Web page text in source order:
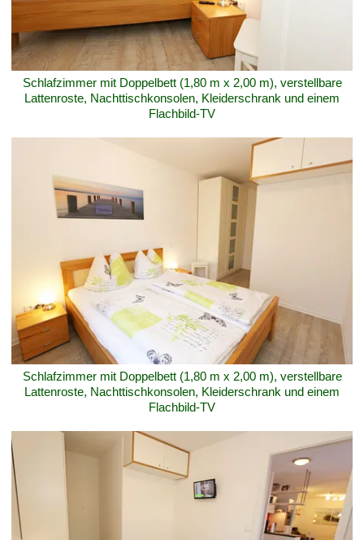
Schlafzimmer mit Doppelbett (1,80 m x 2,00 m), verstellbare
Lattenroste, Nachttischkonsolen, Kleiderschrank und einem
Flachbild-TV
Schlafzimmer mit Doppelbett (1,80 m x 2,00 m), verstellbare
Lattenroste, Nachttischkonsolen, Kleiderschrank und einem
Flachbild-TV